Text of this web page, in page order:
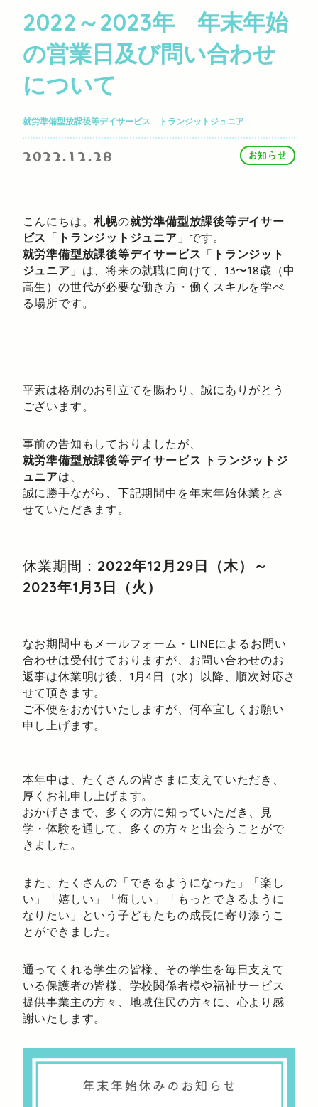
2022～2023年 年末年始
の営業日及び問い合わせ
について
就労準備型放課後等デイサービス トランジットジュニア
2022.12.28 お知らせ
こんにちは。札幌の就労準備型放課後等デイサー
ビス 「 トランジットジュニア 」です。
就労準備型放課後等デイサービス 「 トランジット
ジュニア 」は、将来の就職に向けて、13〜18歳（中
高生）の世代が必要な働き方・働くスキルを学べ
る場所です。
平素は格別のお引立てを賜わり、誠にありがとう
ございます。
事前の告知もしておりましたが、
就労準備型放課後等デイサービス トランジットジ
ュニアは、
誠に勝手ながら、下記期間中を年末年始休業とさ
せていただきます。
休業期間： 2022年12月29日（木）～
2023年1月3日（火）
なお期間中もメールフォーム・LINEによるお問い
合わせは受付けておりますが、お問い合わせのお
返事は休業明け後、1月4日（水）以降、順次対応さ
せて頂きます。
ご不便をおかけいたしますが、何卒宜しくお願い
申し上げます。
本年中は、たくさんの皆さまに支えていただき、
厚くお礼申し上げます。
おかげさまで、多くの方に知っていただき、見
学・体験を通して、多くの方々と出会うことがで
きました。
また、たくさんの「できるようになった」「楽し
い」「嬉しい」「悔しい」「もっとできるように
なりたい」という子どもたちの成長に寄り添うこ
とができました。
通ってくれる学生の皆様、その学生を毎日支えて
いる保護者の皆様、学校関係者様や福祉サービス
提供事業主の方々、地域住民の方々に、心より感
謝いたします。